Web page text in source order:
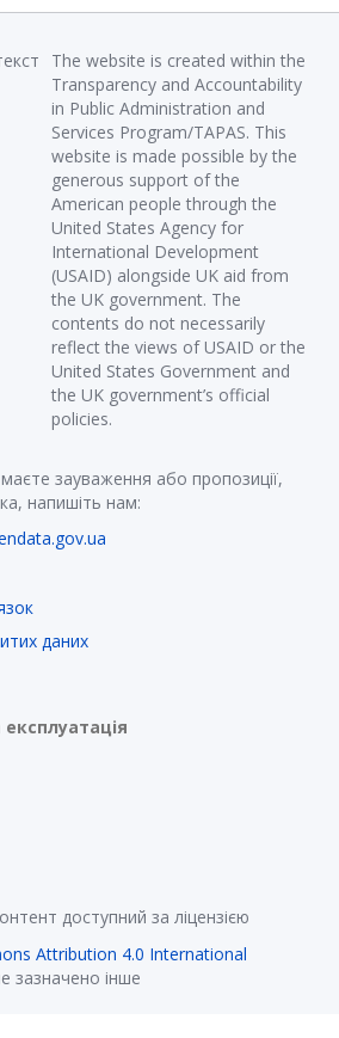
The website is created within the
Transparency and Accountability
in Public Administration and
Services Program/TAPAS. This
website is made possible by the
generous support of the
American people through the
United States Agency for
International Development
(USAID) alongside UK aid from
the UK government. The
contents do not necessarily
reflect the views of USAID or the
United States Government and
the UK government’s official
policies.
зауваження або пропозиції,
напишіть нам:
даних
доступний за ліцензією
Attribution 4.0 International
зазначено інше